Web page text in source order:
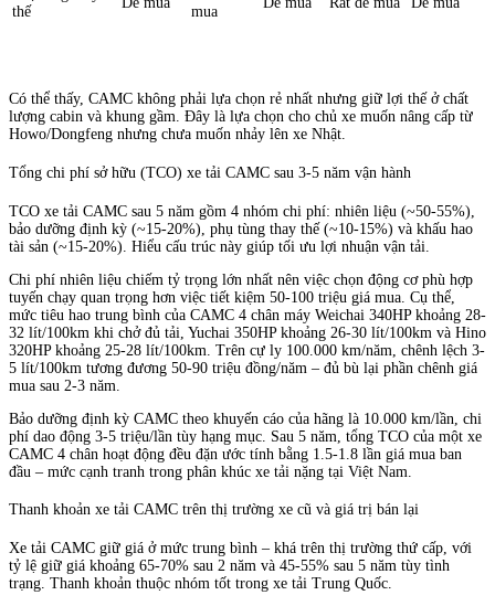
thế
mua
Có thể thấy, CAMC không phải lựa chọn rẻ nhất nhưng giữ lợi thế ở chất
lượng cabin và khung gầm. Đây là lựa chọn cho chủ xe muốn nâng cấp từ
Howo/Dongfeng nhưng chưa muốn nhảy lên xe Nhật.
Tổng chi phí sở hữu (TCO) xe tải CAMC sau 3-5 năm vận hành
TCO xe tải CAMC sau 5 năm gồm 4 nhóm chi phí: nhiên liệu (~50-55%),
bảo dưỡng định kỳ (~15-20%), phụ tùng thay thế (~10-15%) và khấu hao
tài sản (~15-20%). Hiểu cấu trúc này giúp tối ưu lợi nhuận vận tải.
Chi phí nhiên liệu chiếm tỷ trọng lớn nhất nên việc chọn động cơ phù hợp
tuyến chạy quan trọng hơn việc tiết kiệm 50-100 triệu giá mua. Cụ thể,
mức tiêu hao trung bình của CAMC 4 chân máy Weichai 340HP khoảng 28-
32 lít/100km khi chở đủ tải, Yuchai 350HP khoảng 26-30 lít/100km và Hino
320HP khoảng 25-28 lít/100km. Trên cự ly 100.000 km/năm, chênh lệch 3-
5 lít/100km tương đương 50-90 triệu đồng/năm – đủ bù lại phần chênh giá
mua sau 2-3 năm.
Bảo dưỡng định kỳ CAMC theo khuyến cáo của hãng là 10.000 km/lần, chi
phí dao động 3-5 triệu/lần tùy hạng mục. Sau 5 năm, tổng TCO của một xe
CAMC 4 chân hoạt động đều đặn ước tính bằng 1.5-1.8 lần giá mua ban
đầu – mức cạnh tranh trong phân khúc xe tải nặng tại Việt Nam.
Thanh khoản xe tải CAMC trên thị trường xe cũ và giá trị bán lại
Xe tải CAMC giữ giá ở mức trung bình – khá trên thị trường thứ cấp, với
tỷ lệ giữ giá khoảng 65-70% sau 2 năm và 45-55% sau 5 năm tùy tình
trạng. Thanh khoản thuộc nhóm tốt trong xe tải Trung Quốc.